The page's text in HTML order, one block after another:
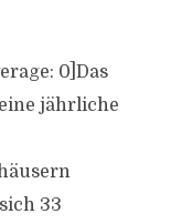
0]Das
jährliche
33